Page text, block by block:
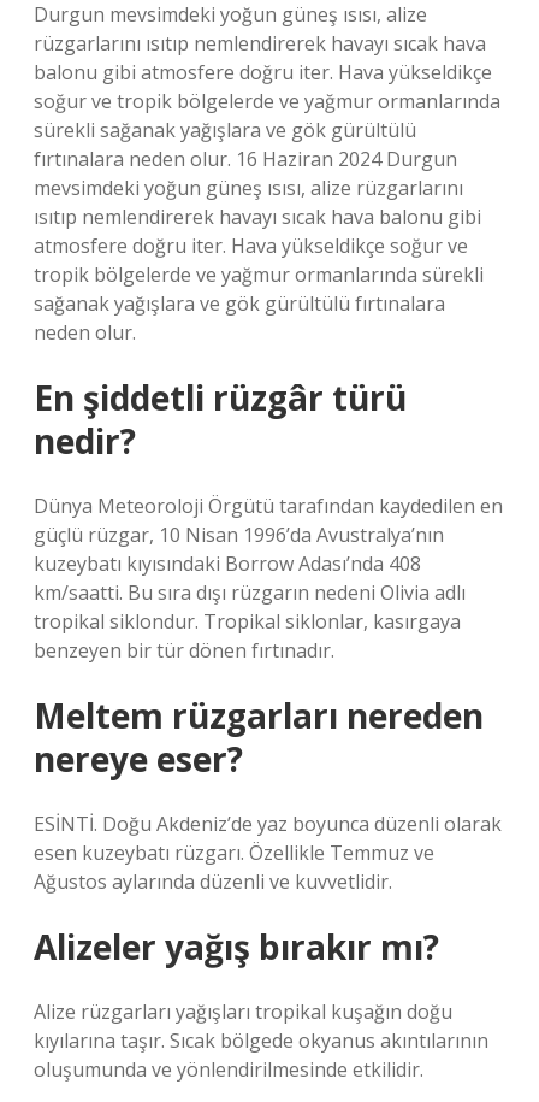
Durgun mevsimdeki yoğun güneş ısısı, alize
rüzgarlarını ısıtıp nemlendirerek havayı sıcak hava
balonu gibi atmosfere doğru iter. Hava yükseldikçe
soğur ve tropik bölgelerde ve yağmur ormanlarında
sürekli sağanak yağışlara ve gök gürültülü
fırtınalara neden olur. 16 Haziran 2024 Durgun
mevsimdeki yoğun güneş ısısı, alize rüzgarlarını
ısıtıp nemlendirerek havayı sıcak hava balonu gibi
atmosfere doğru iter. Hava yükseldikçe soğur ve
tropik bölgelerde ve yağmur ormanlarında sürekli
sağanak yağışlara ve gök gürültülü fırtınalara
neden olur.
En şiddetli rüzgâr türü
nedir?
Dünya Meteoroloji Örgütü tarafından kaydedilen en
güçlü rüzgar, 10 Nisan 1996’da Avustralya’nın
kuzeybatı kıyısındaki Borrow Adası’nda 408
km/saatti. Bu sıra dışı rüzgarın nedeni Olivia adlı
tropikal siklondur. Tropikal siklonlar, kasırgaya
benzeyen bir tür dönen fırtınadır.
Meltem rüzgarları nereden
nereye eser?
ESİNTİ. Doğu Akdeniz’de yaz boyunca düzenli olarak
esen kuzeybatı rüzgarı. Özellikle Temmuz ve
Ağustos aylarında düzenli ve kuvvetlidir.
Alizeler yağış bırakır mı?
Alize rüzgarları yağışları tropikal kuşağın doğu
kıyılarına taşır. Sıcak bölgede okyanus akıntılarının
oluşumunda ve yönlendirilmesinde etkilidir.